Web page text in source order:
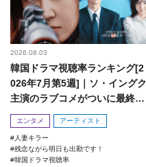
2026.08.03
韓国ドラマ視聴率ランキング[2
026年7月第5週]｜ソ・イングク
主演のラブコメがついに最終
回！
エンタメ アーティスト
人妻キラー
残念ながら明日も出勤です！
韓国ドラマ視聴率